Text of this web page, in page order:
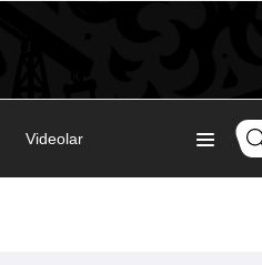
Videolar